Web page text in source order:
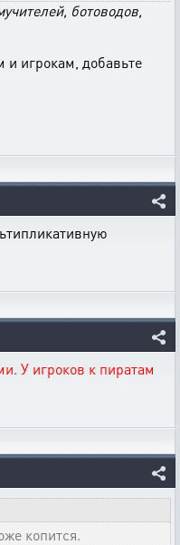
ботоводов,
игрокам, добавьте
У игроков к пиратам
копится.